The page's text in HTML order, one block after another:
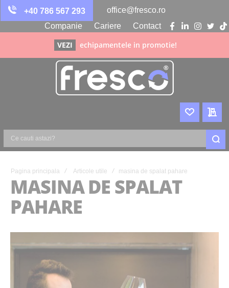
+40 786 567 293
office@fresco.ro
Companie
Cariere Contact
facebook
linkedin
VEZI echipamentele in promotie!
WISHLIST
Ce
astazi?
Pagina principala Articole utile masina de spalat pahare
MASINA DE SPALAT
PAHARE